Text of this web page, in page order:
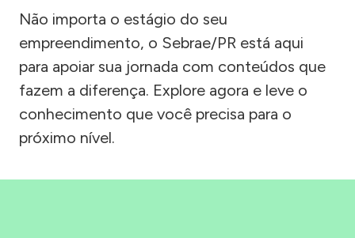
Não importa o estágio do seu
empreendimento, o Sebrae/PR está aqui
para apoiar sua jornada com conteúdos que
fazem a diferença. Explore agora e leve o
conhecimento que você precisa para o
próximo nível.